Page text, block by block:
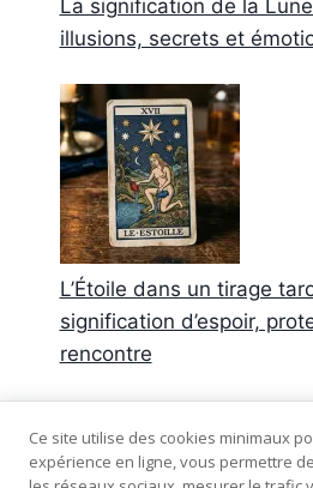
La signification de la
illusions, secrets et
L’Étoile dans un tirage
signification d’espoir,
rencontre
Commentaires
Aucun commentaire à
Ce site utilise des cookies minimaux
expérience en ligne, vous permettre